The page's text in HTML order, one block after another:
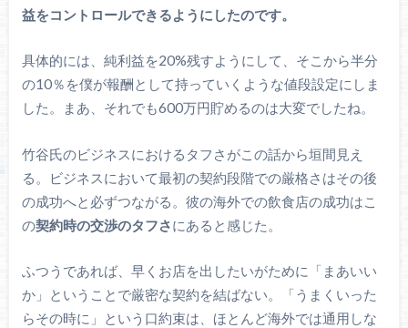
益をコントロールできるようにしたのです。
具体的には、純利益を20%残すようにして、そこから半分
の10％を僕が報酬として持っていくような値段設定にしま
した。まあ、それでも600万円貯めるのは大変でしたね。
竹谷氏のビジネスにおけるタフさがこの話から垣間見え
る。ビジネスにおいて最初の契約段階での厳格さはその後
の成功へと必ずつながる。彼の海外での飲食店の成功はこ
の契約時の交渉のタフさにあると感じた。
ふつうであれば、早くお店を出したいがために「まあいい
か」ということで厳密な契約を結ばない。「うまくいった
らその時に」という口約束は、ほとんど海外では通用しな